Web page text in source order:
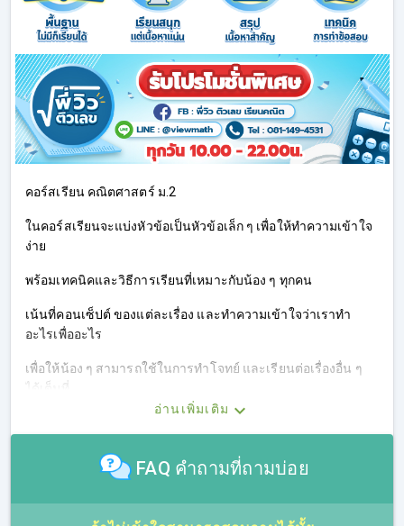
คอร์สเรียน คณิตศาสตร์ ม.2
ในคอร์สเรียนจะแบ่งหัวข้อเป็นหัวข้อเล็ก ๆ เพื่อให้ทำความเข้าใจ
ง่าย
พร้อมเทคนิคและวิธีการเรียนที่เหมาะกับน้อง ๆ ทุกคน
เน้นที่คอนเซ็ปต์ ของแต่ละเรื่อง และทำความเข้าใจว่าเราทำ
อะไรเพื่ออะไร
เพื่อให้น้อง ๆ สามารถใช้ในการทำโจทย์ และเรียนต่อเรื่องอื่น ๆ
ได้เต็มที่
อ่านเพิ่มเติม
FAQ คำถามที่ถามบ่อย